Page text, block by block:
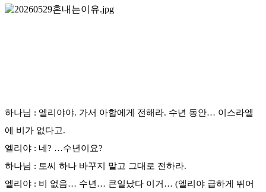
하나님 : 엘리야야. 가서 아합에게 전해라. 수년 동안… 이스라엘
에 비가 없다고.
엘리야 : 네? …수년이요?
하나님 : 토씨 하나 바꾸지 말고 그대로 전하라.
엘리야 : 비 없음… 수년… 큰일났다 이거… (엘리야 급하게 뛰어